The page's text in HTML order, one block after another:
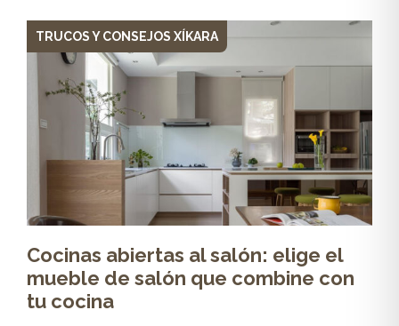
TRUCOS Y CONSEJOS XÍKARA
Cocinas abiertas al salón: elige el
mueble de salón que combine con
tu cocina